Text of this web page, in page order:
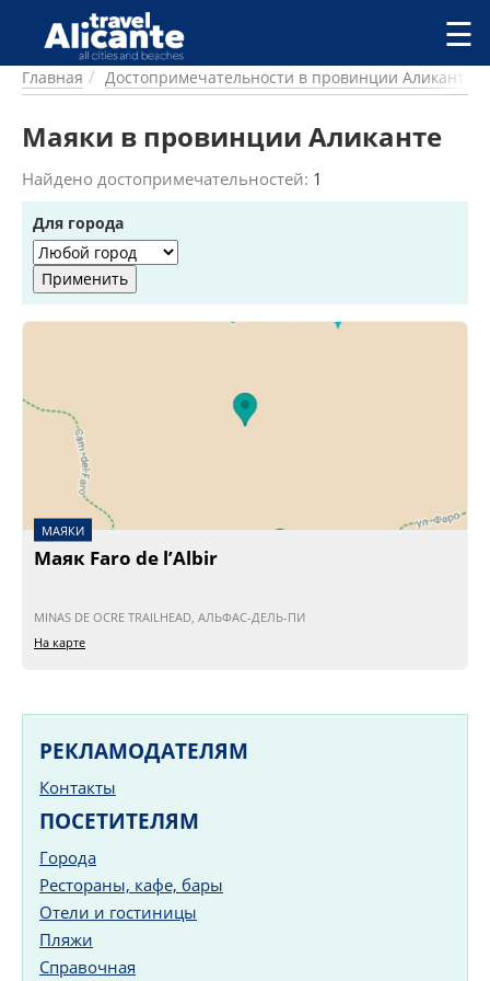
Перейти к основному содержанию
ГОРОДА
ПИТАНИЕ
ПРОЖИВАНИЕ
ПЛЯЖИ
ДОСТОПРИМЕЧАТЕЛЬНОСТИ
КЕМПИНГ
КОМАРКИ (РАЙОНЫ)
РЕЦЕПТЫ
СТАТЬИ
УСЛУГИ
☰
Главная Достопримечательности в провинции Аликанте
Маяки в провинции Аликанте
Найдено достопримечательностей: 1
Для города
МАЯКИ
Маяк Faro de l’Albir
MINAS DE OCRE TRAILHEAD, АЛЬФАС-ДЕЛЬ-ПИ
На карте
РЕКЛАМОДАТЕЛЯМ
Контакты
ПОСЕТИТЕЛЯМ
Города
Рестораны, кафе, бары
Отели и гостиницы
Пляжи
Справочная